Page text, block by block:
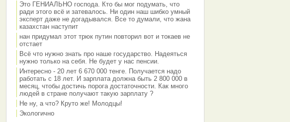
Это ГЕНИАЛЬНО господа. Кто бы мог подумать, что
ради этого всё и затевалось. Ни один наш шибко умный
эксперт даже не догадывался. Все то думали, что жана
казахстан наступит
нан придумал этот трюк путин повторил вот и токаев не
отстает
Всё что нужно знать про наше государство. Надеяться
нужно только на себя. Не будет у нас пенсии.
Интересно - 20 лет 6 670 000 тенге. Получается надо
работать с 18 лет. И зарплата должна быть 2 800 000 в
месяц, чтобы достичь порога достаточности. Как много
людей в стране получают такую зарплату ?
Не ну, а что? Круто же! Молодцы!
Экологично